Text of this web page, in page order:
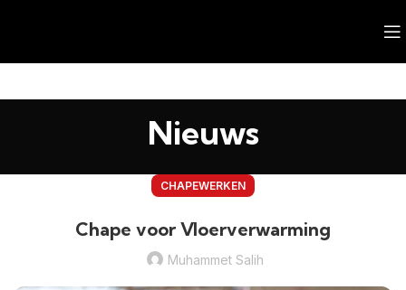
Nieuws
CHAPEWERKEN
Chape voor Vloerverwarming
Muhammet Salih